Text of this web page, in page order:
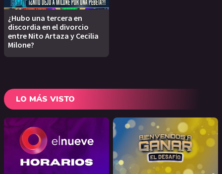
¿Hubo una tercera en
discordia en el divorcio
entre Nito Artaza y Cecilia
Milone?
LO MÁS VISTO